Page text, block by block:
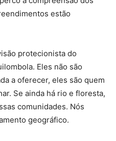
estão
protecionista do
Eles não são
a oferecer, eles são quem
Se ainda há rio e floresta,
comunidades. Nós
geográfico.